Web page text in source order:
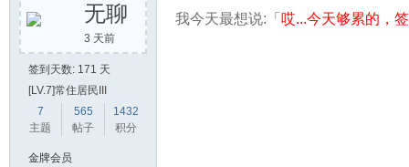
无聊
3 天前
签到天数: 171 天
[LV.7]常住居民III
7
主题
565
帖子
1432
积分
金牌会员
我今天最想说:「 哎...今天够累的，